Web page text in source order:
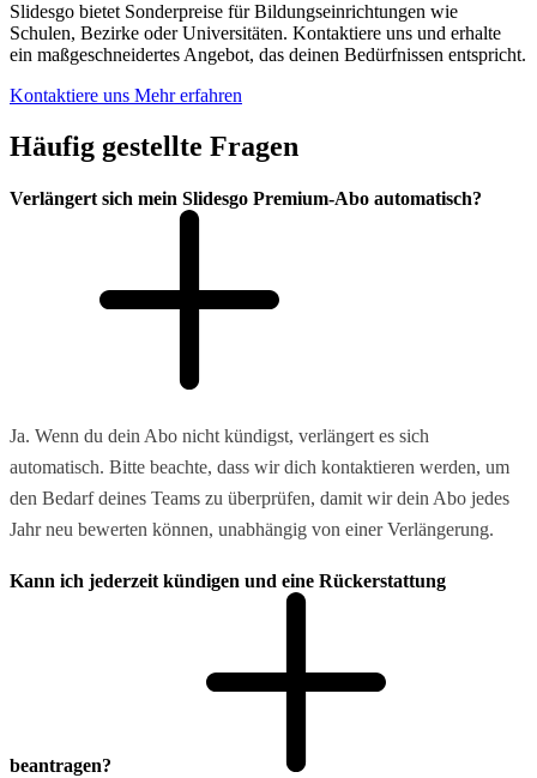
Slidesgo bietet Sonderpreise für Bildungseinrichtungen wie
Schulen, Bezirke oder Universitäten. Kontaktiere uns und erhalte
ein maßgeschneidertes Angebot, das deinen Bedürfnissen entspricht.
Kontaktiere uns Mehr erfahren
Häufig gestellte Fragen
Verlängert sich mein Slidesgo Premium-Abo automatisch?
Ja. Wenn du dein Abo nicht kündigst, verlängert es sich
automatisch. Bitte beachte, dass wir dich kontaktieren werden, um
den Bedarf deines Teams zu überprüfen, damit wir dein Abo jedes
Jahr neu bewerten können, unabhängig von einer Verlängerung.
Kann ich jederzeit kündigen und eine Rückerstattung
beantragen?